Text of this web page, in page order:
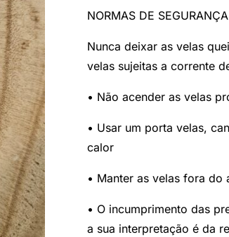
NORMAS DE SEGURANÇA
Nunca deixar as velas
velas sujeitas a corrente
• Não acender as velas
• Usar um porta velas,
calor
• Manter as velas fora do
• O incumprimento das
a sua inter­pretação é da